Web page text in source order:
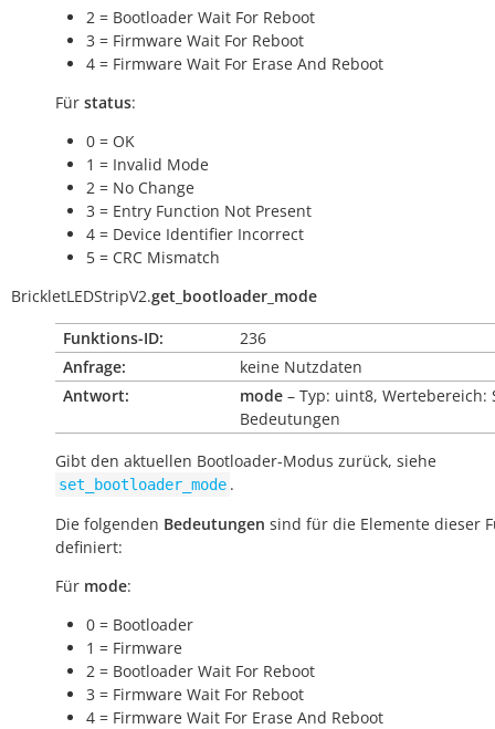
2 = Bootloader Wait For Reboot
3 = Firmware Wait For Reboot
4 = Firmware Wait For Erase And Reboot
Für status:
0 = OK
1 = Invalid Mode
2 = No Change
3 = Entry Function Not Present
4 = Device Identifier Incorrect
5 = CRC Mismatch
BrickletLEDStripV2.get_bootloader_mode
Funktions-ID:
236
Anfrage:
keine Nutzdaten
Antwort:
mode – Typ: uint8, Wertebereich:
Bedeutungen
Gibt den aktuellen Bootloader-Modus zurück, siehe
set_bootloader_mode .
Die folgenden Bedeutungen sind für die Elemente dieser
definiert:
Für mode:
0 = Bootloader
1 = Firmware
2 = Bootloader Wait For Reboot
3 = Firmware Wait For Reboot
4 = Firmware Wait For Erase And Reboot